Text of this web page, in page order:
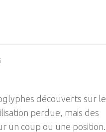
découverts sur le
perdue, mais des
un coup ou une position.